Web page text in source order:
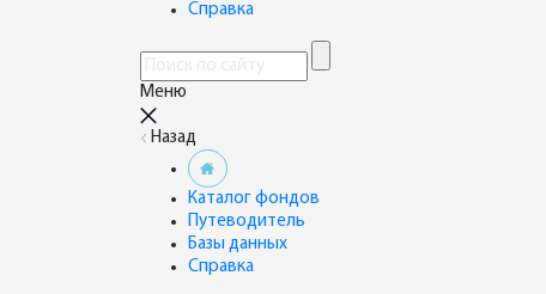
Справка
Меню
Назад
Каталог фондов
Путеводитель
Базы данных
Справка